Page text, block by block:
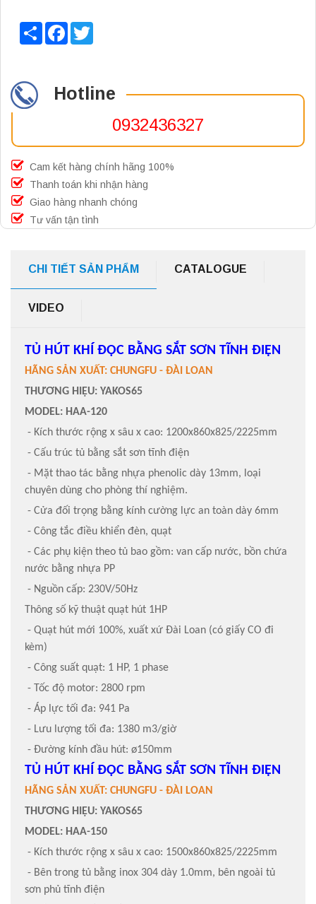
Share Facebook
Hotline
0932436327
Cam kết hàng chính hãng 100%
Thanh toán khi nhận hàng
Giao hàng nhanh chóng
Tư vấn tận tình
CHI TIẾT SẢN PHẨM CATALOGUE
VIDEO
TỦ HÚT KHÍ ĐỘC BẰNG SẮT SƠN TĨNH ĐIỆN
HÃNG SẢN XUẤT: CHUNGFU - ĐÀI LOAN
THƯƠNG HIỆU: YAKOS65
MODEL: HAA-120
- Kích thước rộng x sâu x cao: 1200x860x825/2225mm
- Cấu trúc tủ bằng sắt sơn tĩnh điện
- Mặt thao tác bằng nhựa phenolic dày 13mm, loại
chuyên dùng cho phòng thí nghiệm.
- Cửa đối trọng bằng kính cường lực an toàn dày 6mm
- Công tắc điều khiển đèn, quạt
- Các phụ kiện theo tủ bao gồm: van cấp nước, bồn chứa
nước bằng nhựa PP
- Nguồn cấp: 230V/50Hz
Thông số kỹ thuật quạt hút 1HP
- Quạt hút mới 100%, xuất xứ Đài Loan (có giấy CO đi
kèm)
- Công suất quạt: 1 HP, 1 phase
- Tốc độ motor: 2800 rpm
- Áp lực tối đa: 941 Pa
- Lưu lượng tối đa: 1380 m3/giờ
- Đường kính đầu hút: ø150mm
TỦ HÚT KHÍ ĐỘC BẰNG SẮT SƠN TĨNH ĐIỆN
HÃNG SẢN XUẤT: CHUNGFU - ĐÀI LOAN
THƯƠNG HIỆU: YAKOS65
MODEL: HAA-150
- Kích thước rộng x sâu x cao: 1500x860x825/2225mm
- Bên trong tủ bằng inox 304 dày 1.0mm, bên ngoài tủ
sơn phủ tĩnh điện